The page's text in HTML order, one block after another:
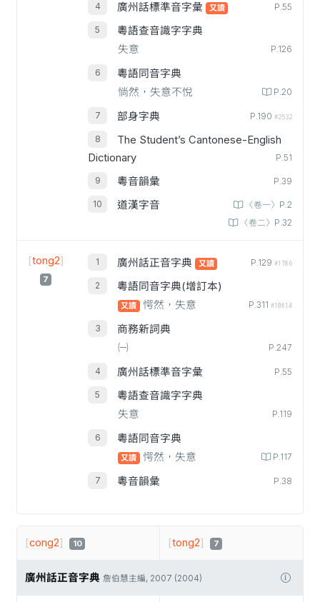
廣州話標準音字彙 又讀 P.55
粵語查音識字字典
失意
P.126
粵語同音字典
惝然，失意不悅
P.20
部身字典 P.190 #2532
The Student’s Cantonese-English
Dictionary
P.51
粵音韻彙 P.39
道漢字音
〈卷一〉P.2
〈卷二〉P.32
[tong2]
7
廣州話正音字典 又讀 P.129 #1786
粵語同音字典(增訂本)
又讀 愕然，失意 P.311 #10814
商務新詞典
㈠
P.247
廣州話標準音字彙 P.55
粵語查音識字字典
失意
P.119
粵語同音字典
又讀 愕然，失意 P.117
粵音韻彙 P.38
[cong2] 10 [tong2] 7
廣州話正音字典 詹伯慧主編, 2007 (2004)